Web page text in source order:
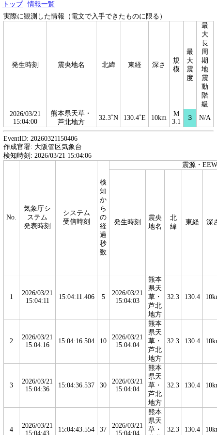
トップ
情報一覧
実際に観測した情報（電文で入手できたものに限る）
発生時刻 震央地名 北緯 東経 深さ
規
模
最
大
震
度
最
大
長
周
期
地
震
動
階
級
2026/03/21
15:04:00
熊本県天草・
芦北地方
32.3˚N 130.4˚E 10km
M
3.1
３ N/A
EventID: 20260321150406
作成官署: 大阪管区気象台
検知時刻: 2026/03/21 15:04:06
No.
気象庁シ
ステム
発表時刻
システム
受信時刻
検
知
か
ら
の
経
過
秒
数
震源・
発生時刻
震央
地名
北
緯
東経 深
1
2026/03/21
15:04:11
15:04:11.406 5
2026/03/21
15:04:03
熊本
県天
草・
芦北
地方
32.3 130.4
2
2026/03/21
15:04:16
15:04:16.504 10
2026/03/21
15:04:04
熊本
県天
草・
芦北
地方
32.3 130.4
3
2026/03/21
15:04:36
15:04:36.537 30
2026/03/21
15:04:04
熊本
県天
草・
芦北
地方
32.3 130.4
4
2026/03/21
15:04:43
15:04:43.554 37
2026/03/21
15:04:04
熊本
県天
草・
32.3 130.4